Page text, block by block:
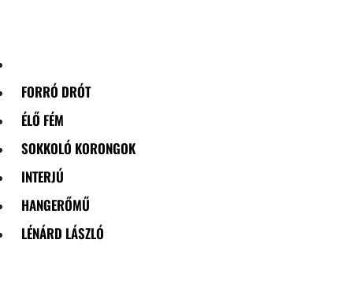
FORRÓ DRÓT
ÉLŐ FÉM
SOKKOLÓ KORONGOK
INTERJÚ
HANGERŐMŰ
LÉNÁRD LÁSZLÓ